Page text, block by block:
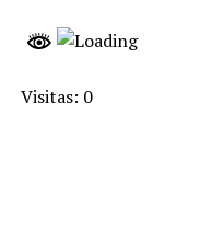
Visitas: 0